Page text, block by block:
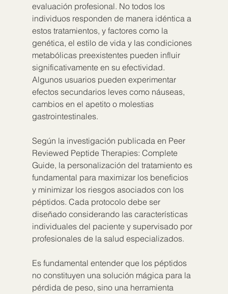
evaluación profesional. No todos los
individuos responden de manera idéntica a
estos tratamientos, y factores como la
genética, el estilo de vida y las condiciones
metabólicas preexistentes pueden influir
significativamente en su efectividad.
Algunos usuarios pueden experimentar
efectos secundarios leves como náuseas,
cambios en el apetito o molestias
gastrointestinales.
Según la investigación publicada en Peer
Reviewed Peptide Therapies: Complete
Guide, la personalización del tratamiento es
fundamental para maximizar los beneficios
y minimizar los riesgos asociados con los
péptidos. Cada protocolo debe ser
diseñado considerando las características
individuales del paciente y supervisado por
profesionales de la salud especializados.
Es fundamental entender que los péptidos
no constituyen una solución mágica para la
pérdida de peso, sino una herramienta